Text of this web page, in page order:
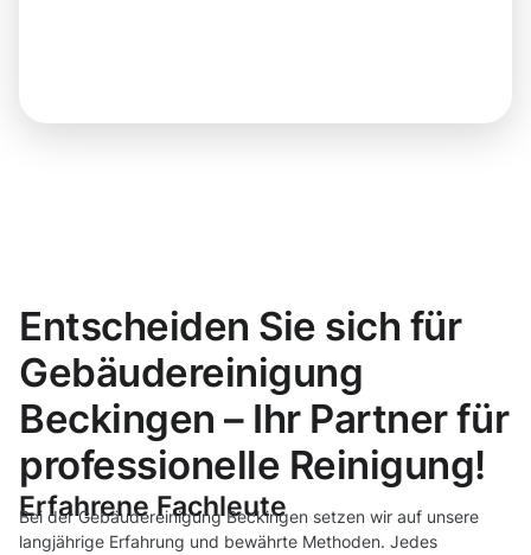
Entscheiden Sie sich für
Gebäudereinigung
Beckingen – Ihr Partner für
professionelle Reinigung!
Erfahrene Fachleute
Bei der Gebäudereinigung Beckingen setzen wir auf unsere
langjährige Erfahrung und bewährte Methoden. Jedes